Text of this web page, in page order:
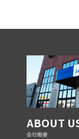
ABOUT
会社概要